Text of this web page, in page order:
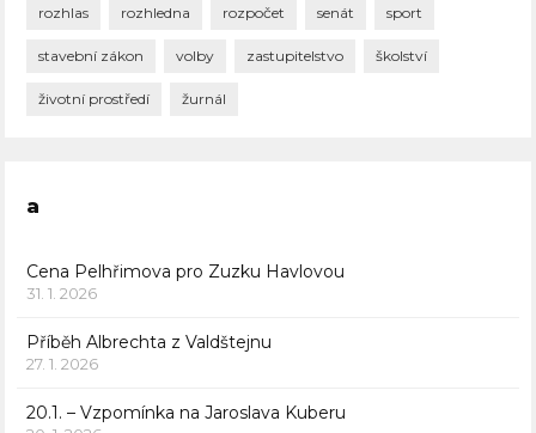
rozhlas rozhledna rozpočet senát sport
stavební zákon volby zastupitelstvo školství
životní prostředí žurnál
a
Cena Pelhřimova pro Zuzku Havlovou
31. 1. 2026
Příběh Albrechta z Valdštejnu
27. 1. 2026
20.1. – Vzpomínka na Jaroslava Kuberu